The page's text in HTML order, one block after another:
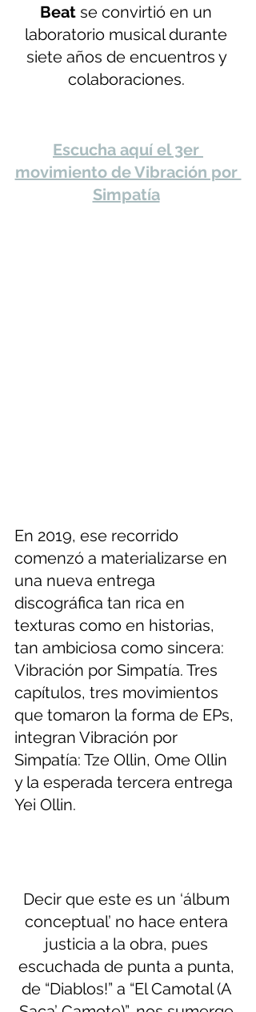
Beat se convirtió en un
laboratorio musical durante
siete años de encuentros y
colaboraciones.
Escucha aquí el 3er
movimiento de Vibración por
Simpatía
En 2019, ese recorrido
comenzó a materializarse en
una nueva entrega
discográfica tan rica en
texturas como en historias,
tan ambiciosa como sincera:
Vibración por Simpatía. Tres
capítulos, tres movimientos
que tomaron la forma de EPs,
integran Vibración por
Simpatía: Tze Ollin, Ome Ollin
y la esperada tercera entrega
Yei Ollin.
Decir que este es un ‘álbum
conceptual’ no hace entera
justicia a la obra, pues
escuchada de punta a punta,
de “Diablos!” a “El Camotal (A